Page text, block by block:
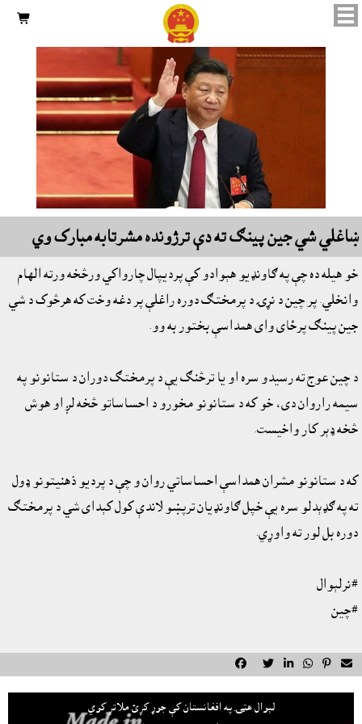

ښاغلي شي جين پينګ ته دې ترژونده مشرتابه مبارک وي
خو هيله ده چې په ګاونډيو هېوادو کې پرديپال چارواکي ورڅخه ورته الهام
وانخلي. پر چين د نړۍ د پرمختګ دوره راغلې پر دغه وخت که هرڅوک د شي
جين پينګ پرځاى واى همداسې بختور به وو.
د چين عوج ته رسيدو سره او يا ترڅنګ يې د پرمختګ دوران د ستانونو په
سيمه راروان دى، خو که د ستانونو مخورو د احساساتو څخه لږ او هوش
څخه ډېر کار واخيست.
که د ستانونو مشران همداسې احساساتي روان و چې د پرديو ذهنيتونو ډول
ته په ګډېدلو سره يې خپل ګاونډيان ترپښو لاندې کول کېداى شي د پرمختګ
دوره بل لور ته واوړي.
#نرلېوال
#چين
     
لېوال هټۍ په افغانستان کې جوړ کړئ ملاتړ کوي